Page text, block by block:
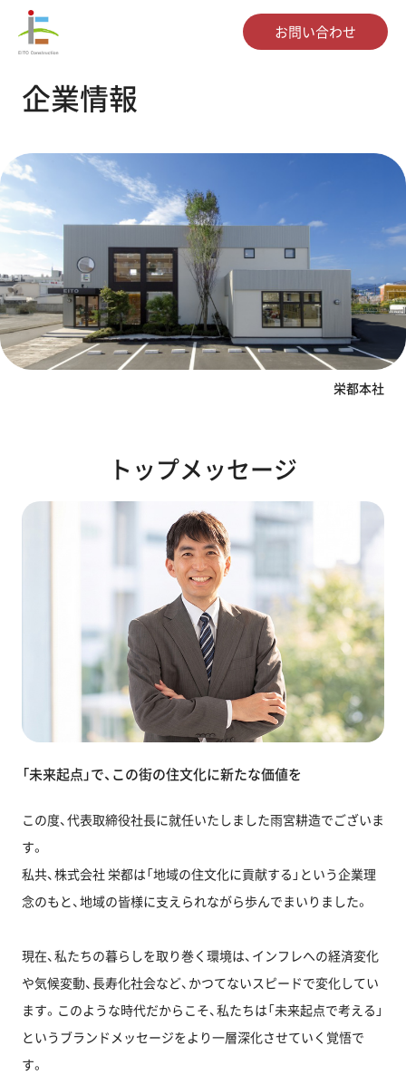
お問い合わせ
企業情報
栄都本社
トップメッセージ
「未来起点」で、この街の住文化に新たな価値を
この度、代表取締役社長に就任いたしました雨宮耕造でございま
す。
私共、株式会社 栄都は「地域の住文化に貢献する」という企業理
念のもと、地域の皆様に支えられながら歩んでまいりました。
現在、私たちの暮らしを取り巻く環境は、インフレへの経済変化
や気候変動、長寿化社会など、かつてないスピードで変化してい
ます。このような時代だからこそ、私たちは「未来起点で考える」
というブランドメッセージをより一層深化させていく覚悟で
す。